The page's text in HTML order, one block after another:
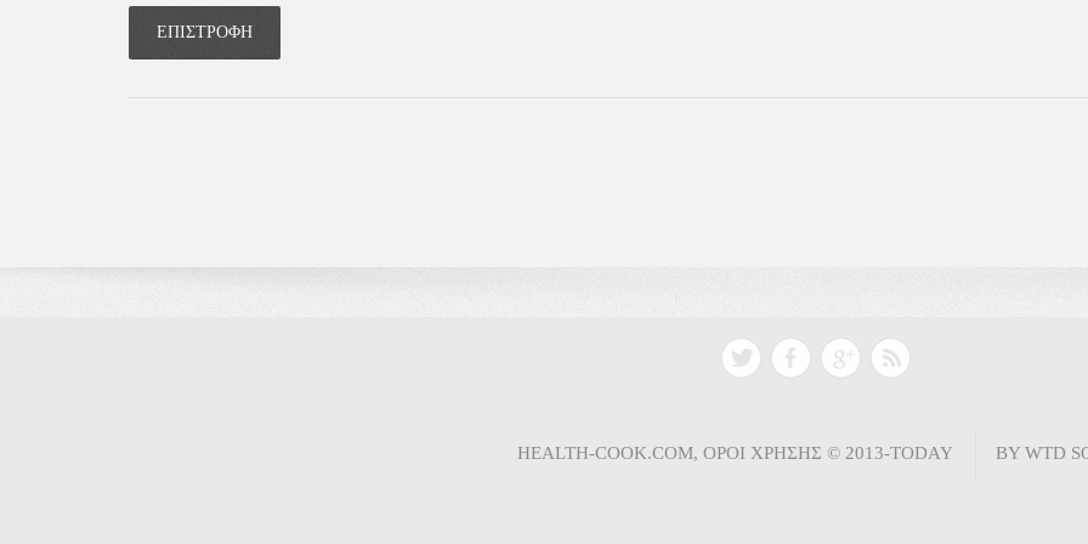
ΕΠΙΣΤΡΟΦΗ
HEALTH-COOK.COM, ΟΡΟΙ ΧΡΗΣΗΣ © 2013-TODAY BY WTD